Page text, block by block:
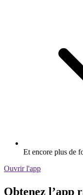
Et encore plus de
Ouvrir l'app
Obtenez